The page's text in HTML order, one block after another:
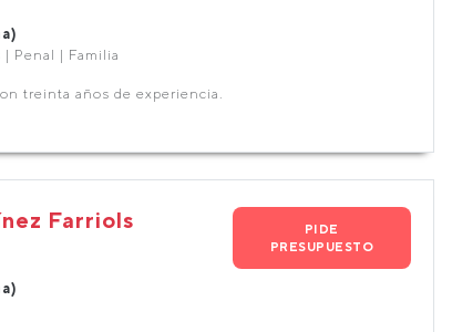
Penal | Familia
treinta años de experiencia.
Farriols
PIDE
PRESUPUESTO